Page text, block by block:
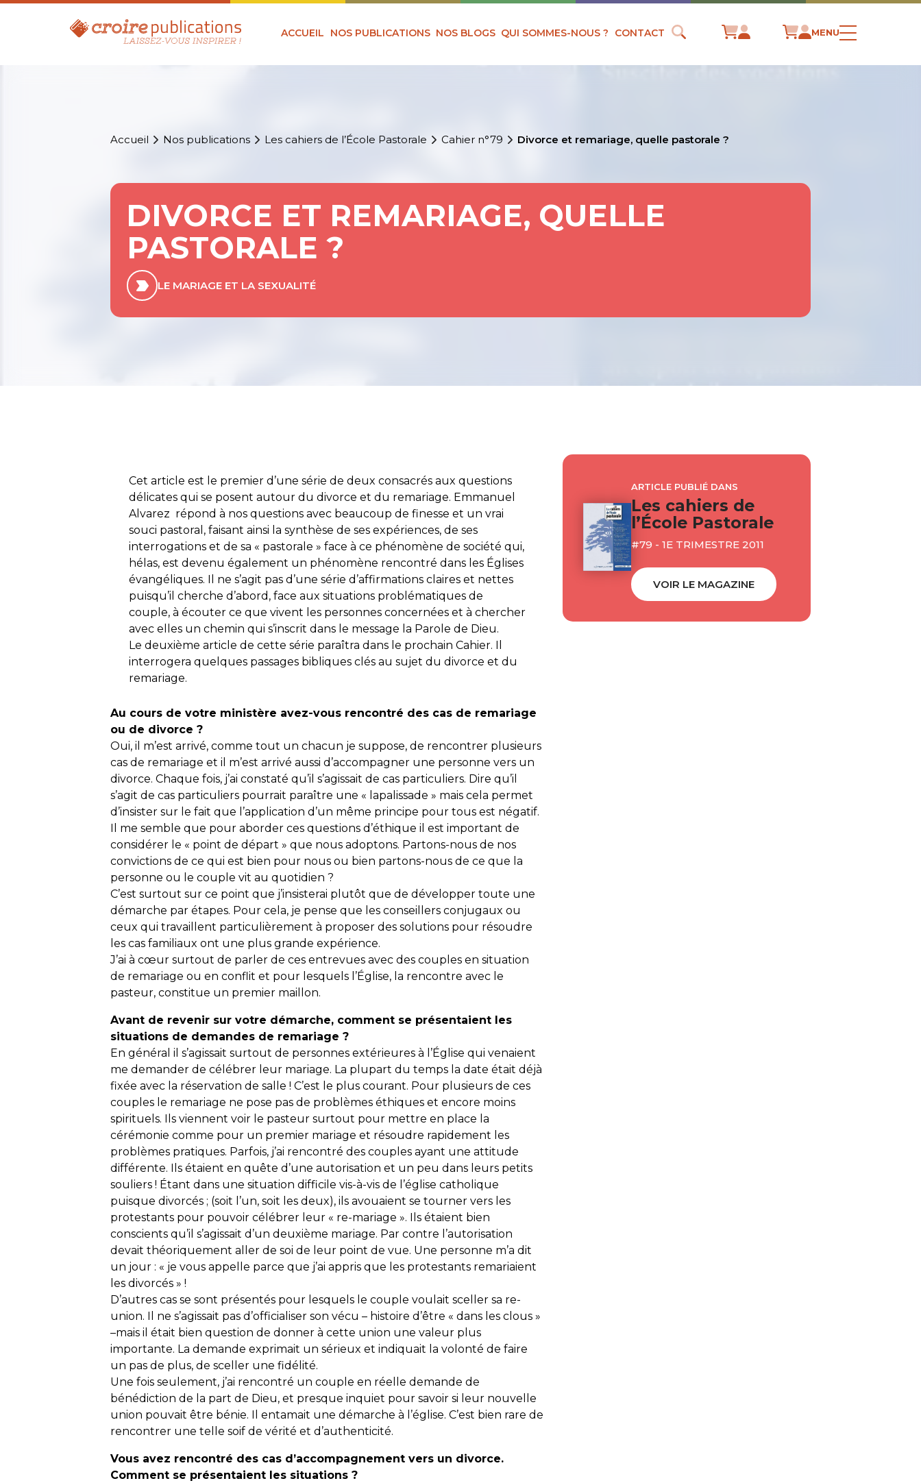
ACCUEIL NOS PUBLICATIONS NOS BLOGS QUI SOMMES-NOUS ? CONTACT MENU
Accueil Nos publications Les cahiers de l’École Pastorale Cahier n°79 Divorce et remariage, quelle pastorale ?
DIVORCE ET REMARIAGE, QUELLE
PASTORALE ?
LE MARIAGE ET LA SEXUALITÉ
Cet article est le premier d’une série de deux consacrés aux questions
délicates qui se posent autour du divorce et du remariage. Emmanuel
Alvarez répond à nos questions avec beaucoup de finesse et un vrai
souci pastoral, faisant ainsi la synthèse de ses expériences, de ses
interrogations et de sa « pastorale » face à ce phénomène de société qui,
hélas, est devenu également un phénomène rencontré dans les Églises
évangéliques. Il ne s’agit pas d’une série d’affirmations claires et nettes
puisqu’il cherche d’abord, face aux situations problématiques de
couple, à écouter ce que vivent les personnes concernées et à chercher
avec elles un chemin qui s’inscrit dans le message la Parole de Dieu.
Le deuxième article de cette série paraîtra dans le prochain Cahier. Il
interrogera quelques passages bibliques clés au sujet du divorce et du
remariage.
Au cours de votre ministère avez-vous rencontré des cas de remariage
ou de divorce ?
Oui, il m’est arrivé, comme tout un chacun je suppose, de rencontrer plusieurs
cas de remariage et il m’est arrivé aussi d’accompagner une personne vers un
divorce. Chaque fois, j’ai constaté qu’il s’agissait de cas particuliers. Dire qu’il
s’agit de cas particuliers pourrait paraître une « lapalissade » mais cela permet
d’insister sur le fait que l’application d’un même principe pour tous est négatif.
Il me semble que pour aborder ces questions d’éthique il est important de
considérer le « point de départ » que nous adoptons. Partons-nous de nos
convictions de ce qui est bien pour nous ou bien partons-nous de ce que la
personne ou le couple vit au quotidien ?
C’est surtout sur ce point que j’insisterai plutôt que de développer toute une
démarche par étapes. Pour cela, je pense que les conseillers conjugaux ou
ceux qui travaillent particulièrement à proposer des solutions pour résoudre
les cas familiaux ont une plus grande expérience.
J’ai à cœur surtout de parler de ces entrevues avec des couples en situation
de remariage ou en conflit et pour lesquels l’Église, la rencontre avec le
pasteur, constitue un premier maillon.
Avant de revenir sur votre démarche, comment se présentaient les
situations de demandes de remariage ?
En général il s’agissait surtout de personnes extérieures à l’Église qui venaient
me demander de célébrer leur mariage. La plupart du temps la date était déjà
fixée avec la réservation de salle ! C’est le plus courant. Pour plusieurs de ces
couples le remariage ne pose pas de problèmes éthiques et encore moins
spirituels. Ils viennent voir le pasteur surtout pour mettre en place la
cérémonie comme pour un premier mariage et résoudre rapidement les
problèmes pratiques. Parfois, j’ai rencontré des couples ayant une attitude
différente. Ils étaient en quête d’une autorisation et un peu dans leurs petits
souliers ! Étant dans une situation difficile vis-à-vis de l’église catholique
puisque divorcés ; (soit l’un, soit les deux), ils avouaient se tourner vers les
protestants pour pouvoir célébrer leur « re-mariage ». Ils étaient bien
conscients qu’il s’agissait d’un deuxième mariage. Par contre l’autorisation
devait théoriquement aller de soi de leur point de vue. Une personne m’a dit
un jour : « je vous appelle parce que j’ai appris que les protestants remariaient
les divorcés » !
D’autres cas se sont présentés pour lesquels le couple voulait sceller sa re-
union. Il ne s’agissait pas d’officialiser son vécu – histoire d’être « dans les clous »
–mais il était bien question de donner à cette union une valeur plus
importante. La demande exprimait un sérieux et indiquait la volonté de faire
un pas de plus, de sceller une fidélité.
Une fois seulement, j’ai rencontré un couple en réelle demande de
bénédiction de la part de Dieu, et presque inquiet pour savoir si leur nouvelle
union pouvait être bénie. Il entamait une démarche à l’église. C’est bien rare de
rencontrer une telle soif de vérité et d’authenticité.
Vous avez rencontré des cas d’accompagnement vers un divorce.
Comment se présentaient les situations ?
ARTICLE PUBLIÉ DANS
Les cahiers de
l’École Pastorale
#79 - 1E TRIMESTRE 2011
VOIR LE MAGAZINE